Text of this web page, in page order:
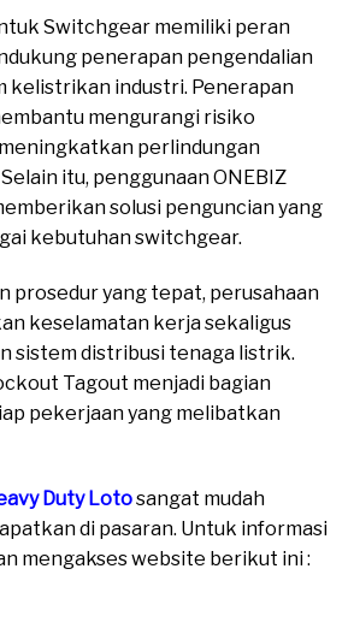
Switchgear memiliki peran
penerapan pengendalian
kelistrikan industri. Penerapan
mengurangi risiko
perlindungan
itu, penggunaan ONEBIZ
solusi penguncian yang
kebutuhan switchgear.
prosedur yang tepat, perusahaan
keselamatan kerja sekaligus
sistem distribusi tenaga listrik.
Tagout menjadi bagian
pekerjaan yang melibatkan
Duty Lotosangat mudah
di pasaran. Untuk informasi
mengakses website berikut ini :